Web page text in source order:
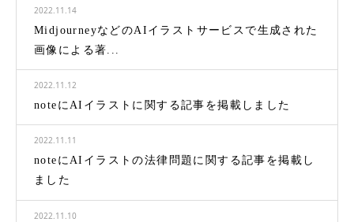
2022.11.14
MidjourneyなどのAIイラストサービスで生成された
画像による著...
2022.11.12
noteにAIイラストに関する記事を掲載しました
2022.11.11
noteにAIイラストの法律問題に関する記事を掲載し
ました
2022.11.10